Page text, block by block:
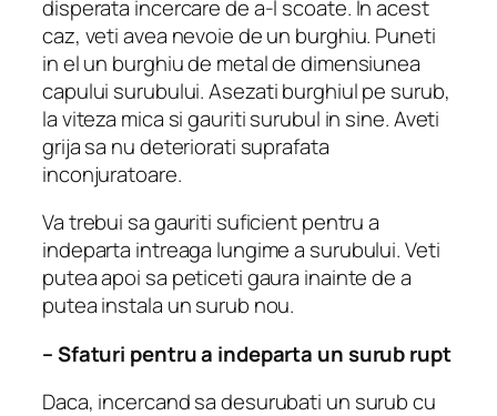
disperata incercare de a-l scoate. In acest
caz, veti avea nevoie de un burghiu. Puneti
in el un burghiu de metal de dimensiunea
capului surubului.Asezati burghiul pe surub,
la viteza mica si gauriti surubul in sine.Aveti
grija sa nu deteriorati suprafata
inconjuratoare.
Va trebui sa gauriti suficient pentru a
indeparta intreaga lungime a surubului.Veti
putea apoi sa peticeti gaura inainte de a
putea instala un surub nou.
– Sfaturi pentru a indeparta un surub rupt
Daca, incercand sa desurubati un surub cu